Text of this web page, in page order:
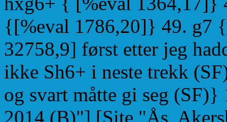
{[%eval 1786,20]} 49. g7
32758,9] først etter jeg
ikke Sh6+ i neste trekk
og svart måtte gi seg
2014 (B)"] [Site "Ås,